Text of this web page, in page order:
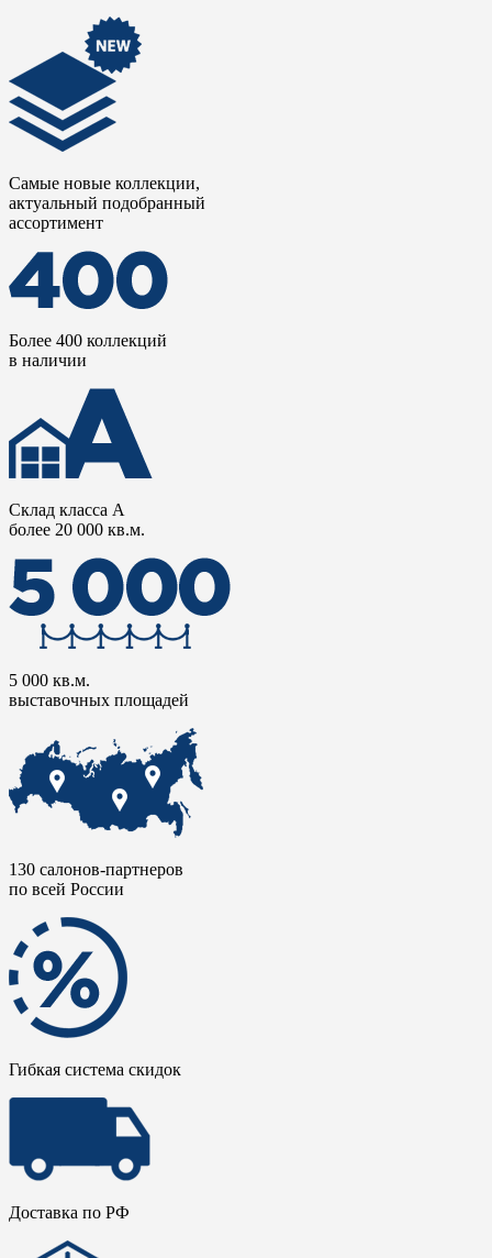
Самые новые коллекции,
актуальный подобранный
ассортимент
Более 400 коллекций
в наличии
Склад класса А
более 20 000 кв.м.
5 000 кв.м.
выставочных площадей
130 салонов-партнеров
по всей России
Гибкая система скидок
Доставка по РФ